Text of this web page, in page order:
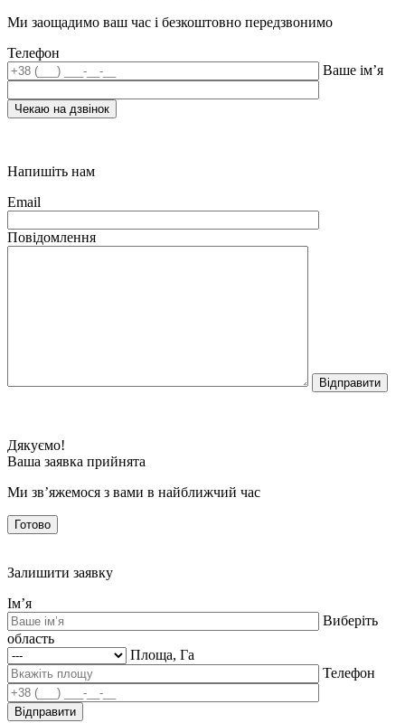
Ми заощадимо ваш час і безкоштовно передзвонимо
Телефон
Ваше ім’я
Напишіть нам
Email
Повідомлення
Дякуємо!
Ваша заявка прийнята
Ми зв’яжемося з вами в найближчий час
Готово
Залишити заявку
Ім’я
Виберіть
область
Площа, Га
Телефон